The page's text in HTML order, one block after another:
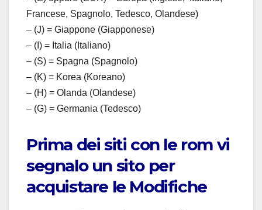
Francese, Spagnolo, Tedesco, Olandese)
– (J) = Giappone (Giapponese)
– (I) = Italia (Italiano)
– (S) = Spagna (Spagnolo)
– (K) = Korea (Koreano)
– (H) = Olanda (Olandese)
– (G) = Germania (Tedesco)
Prima dei siti con le rom vi
segnalo un sito per
acquistare le Modifiche